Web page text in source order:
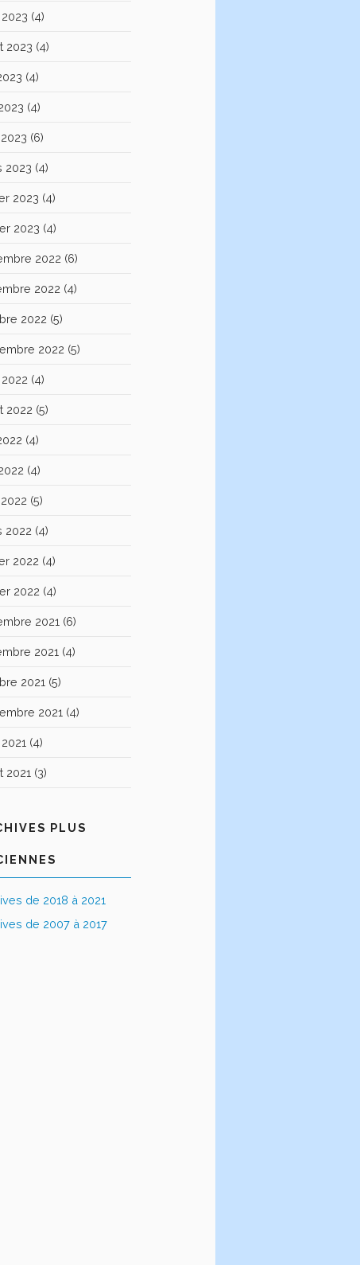
(4)
2023 (4)
(4)
(4)
(6)
2023 (4)
2023 (4)
2023 (4)
2022 (6)
2022 (4)
2022 (5)
2022 (5)
(4)
2022 (5)
(4)
(4)
(5)
2022 (4)
2022 (4)
2022 (4)
2021 (6)
2021 (4)
2021 (5)
2021 (4)
(4)
2021 (3)
PLUS
de 2018 à 2021
de 2007 à 2017